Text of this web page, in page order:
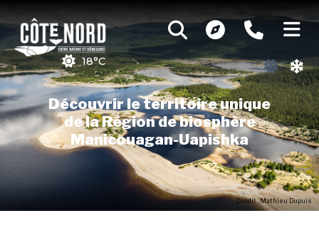
18°C
Découvrir le territoire unique
de la Région de biosphère
Manicouagan-Uapishka
Crédit : Mathieu Dupuis